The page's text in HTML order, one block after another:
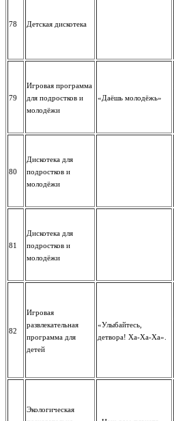
78 Детская дискотека
79
Игровая программа
для подростков и
молодёжи
«Даёшь молодёжь»
80
Дискотека для
подростков и
молодёжи
81
Дискотека для
подростков и
молодёжи
82
Игровая
развлекательная
программа для
детей
«Улыбайтесь,
детвора! Ха-Ха-Ха».
Экологическая